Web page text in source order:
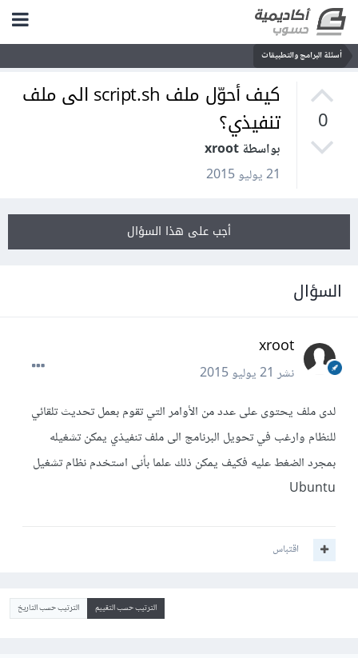
أسئلة البرامج والتطبيقات
0
كيف أحوّل ملف script.sh الى ملف
تنفيذي؟
بواسطة xroot
21 يوليو 2015
أجب على هذا السؤال
السؤال
xroot
نشر21 يوليو 2015
لدى ملف يحتوى على عدد من الأوامر التي تقوم بعمل تحديث تلقائي
للنظام وارغب في تحويل البرنامج الى ملف تنفيذي يمكن تشغيله
بمجرد الضغط عليه فكيف يمكن ذلك علما بأنى استخدم نظام تشغيل
Ubuntu
اقتباس
الترتيب حسب التقييم الترتيب حسب التاريخ